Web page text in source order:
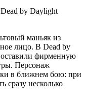
маньяк из
лицо. В Dead by
фирменную
Персонаж
в ближнем бою: при
сразу несколько